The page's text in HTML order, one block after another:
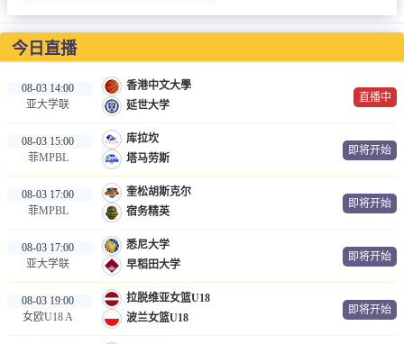
足球新闻
篮球新闻
体育词条
今日直播
08-03 14:00
亚大学联
香港中文大學
延世大学
直播中
08-03 15:00
菲MPBL
库拉坎
塔马劳斯
即将开始
08-03 17:00
菲MPBL
奎松胡斯克尔
宿务精英
即将开始
08-03 17:00
亚大学联
悉尼大学
早稻田大学
即将开始
08-03 19:00
女欧U18 A
拉脱维亚女篮U18
波兰女篮U18
即将开始